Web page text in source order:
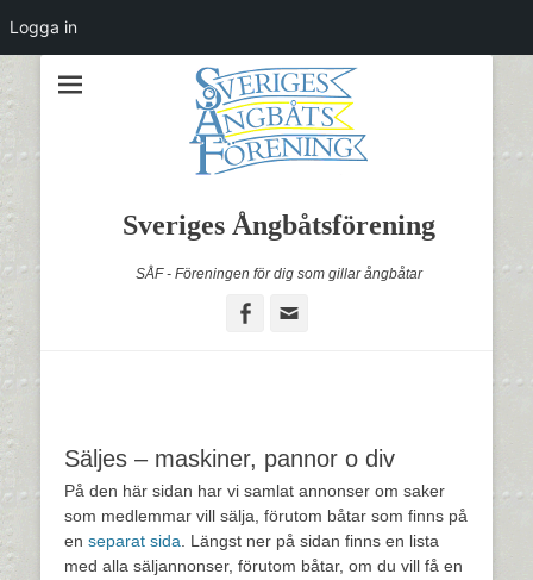
Sveriges Ångbåtsförening
SÅF - Föreningen för dig som gillar ångbåtar
Facebook
Säljes – maskiner, pannor o div
På den här sidan har vi samlat annonser om saker
som medlemmar vill sälja, förutom båtar som finns på
en separat sida . Längst ner på sidan finns en lista
med alla säljannonser, förutom båtar, om du vill få en
Logga in